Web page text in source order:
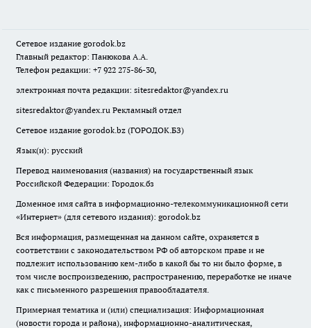
Сетевое издание gorodok.bz
Главный редактор: Панюкова А.А.
Телефон редакции: +7 922 275-86-30,
электронная почта редакции: sitesredaktor@yandex.ru
sitesredaktor@yandex.ru Рекламный отдел
Сетевое издание gorodok.bz (ГОРОДОК.БЗ)
Язык(и): русский
Перевод наименования (названия) на государственный язык
Российской Федерации: Городок.бз
Доменное имя сайта в информационно-телекоммуникационной сети
«Интернет» (для сетевого издания): gorodok.bz
Вся информация, размещенная на данном сайте, охраняется в
соответствии с законодательством РФ об авторском праве и не
подлежит использованию кем-либо в какой бы то ни было форме, в
том числе воспроизведению, распространению, переработке не иначе
как с письменного разрешения правообладателя.
Примерная тематика и (или) специализация: Информационная
(новости города и района), информационно-аналитическая,